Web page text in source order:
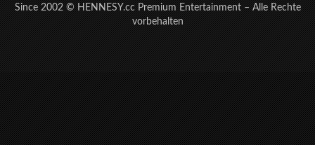
Since 2002 © HENNESY.cc Premium Entertainment – Alle Rechte
vorbehalten